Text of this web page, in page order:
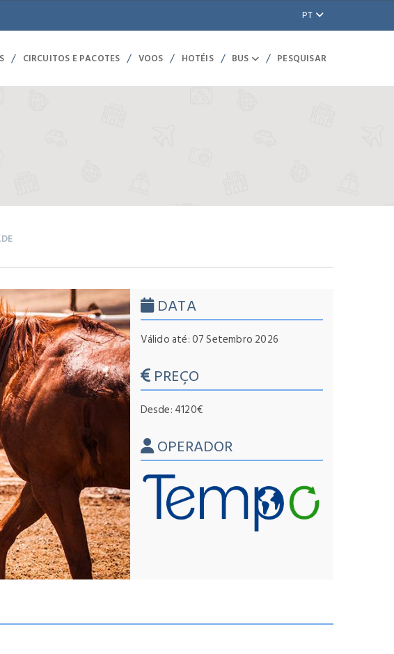
PT
/ CIRCUITOS E PACOTES / VOOS / HOTÉIS / BUS / PESQUISAR
DATA
Válido até: 07 Setembro 2026
PREÇO
Desde: 4120€
OPERADOR